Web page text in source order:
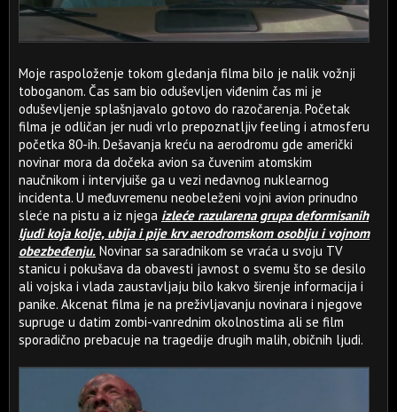
Moje raspoloženje tokom gledanja filma bilo je nalik vožnji
toboganom. Čas sam bio oduševljen viđenim čas mi je
oduševljenje splašnjavalo gotovo do razočarenja. Početak
filma je odličan jer nudi vrlo prepoznatljiv feeling i atmosferu
početka 80-ih. Dešavanja kreću na aerodromu gde američki
novinar mora da dočeka avion sa čuvenim atomskim
naučnikom i intervjuiše ga u vezi nedavnog nuklearnog
incidenta. U međuvremenu neobeleženi vojni avion prinudno
sleće na pistu a iz njega izleće razularena grupa deformisanih
ljudi koja kolje, ubija i pije krv aerodromskom osoblju i vojnom
obezbeđenju. Novinar sa saradnikom se vraća u svoju TV
stanicu i pokušava da obavesti javnost o svemu što se desilo
ali vojska i vlada zaustavljaju bilo kakvo širenje informacija i
panike. Akcenat filma je na preživljavanju novinara i njegove
supruge u datim zombi-vanrednim okolnostima ali se film
sporadično prebacuje na tragedije drugih malih, običnih ljudi.